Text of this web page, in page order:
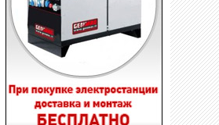
Generac in USA
газовые генераторы- однофазные,
трёхфазные, с автоматикой, ...
Бесперебойники
источники бесперебойного
питания для компьютера,
телевизора, холодильника, ..